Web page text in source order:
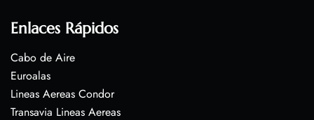
Enlaces Rápidos
Cabo de Aire
Euroalas
Lineas Aereas Condor
Transavia Lineas Aereas